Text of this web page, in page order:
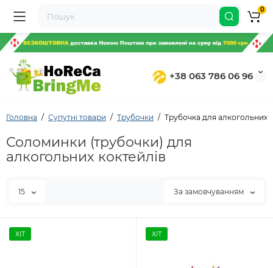
+38 063 786 06 96
0
Головна Супутні товари Трубочки Трубочка для алкогольних
Соломинки (трубочки) для
алкогольних коктейлів
15 За замовчуванням
ХІТ ХІТ